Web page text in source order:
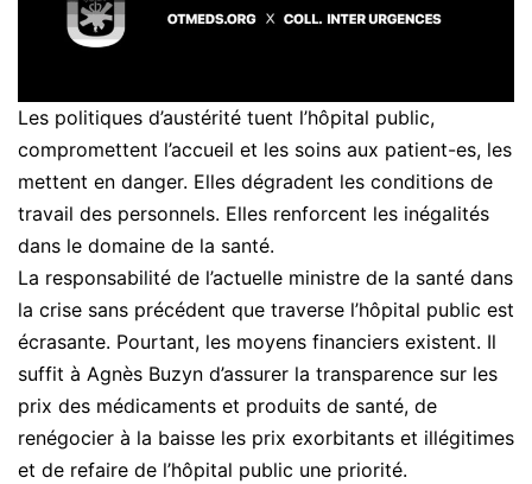
Les politiques d’austérité tuent l’hôpital public,
compromettent l’accueil et les soins aux patient-es, les
mettent en danger. Elles dégradent les conditions de
travail des personnels. Elles renforcent les inégalités
dans le domaine de la santé.
La responsabilité de l’actuelle ministre de la santé dans
la crise sans précédent que traverse l’hôpital public est
écrasante. Pourtant, les moyens financiers existent. Il
suffit à Agnès Buzyn d’assurer la transparence sur les
prix des médicaments et produits de santé, de
renégocier à la baisse les prix exorbitants et illégitimes
et de refaire de l’hôpital public une priorité.